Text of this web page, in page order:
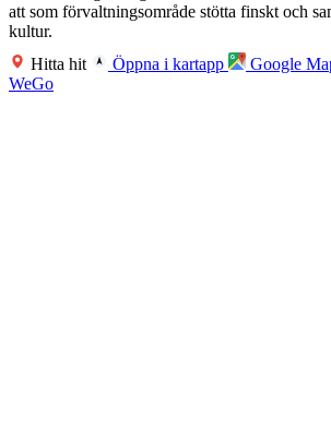
att som förvaltningsområde stötta finskt och
kultur.
Hitta hit
Öppna i kartapp Google
WeGo